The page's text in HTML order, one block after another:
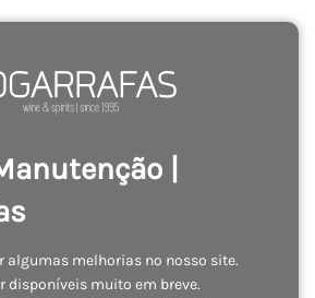
|
algumas melhorias no nosso site.
disponíveis muito em breve.